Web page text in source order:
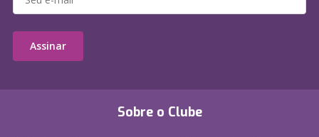
Sobre o Clube
Assinar